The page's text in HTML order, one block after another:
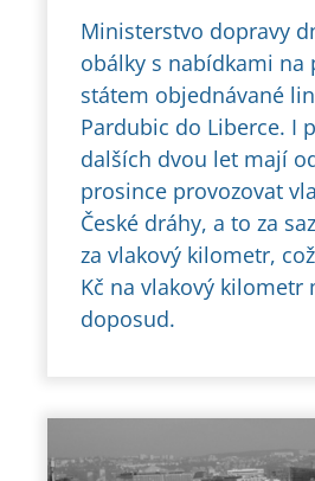
Ministerstvo dopravy
obálky s nabídkami na
státem objednávané
Pardubic do Liberce. I
dalších dvou let mají
prosince provozovat
České dráhy, a to za
za vlakový kilometr,
Kč na vlakový kilometr
doposud.